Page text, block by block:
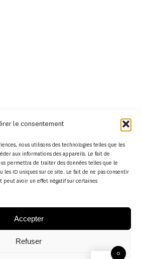
le consentement
nous utilisons des technologies telles que les
aux informations des appareils. Le fait de
permettra de traiter des données telles que le
les ID uniques sur ce site. Le fait de ne pas consentir
peut avoir un effet négatif sur certaines
Accepter
Refuser
0